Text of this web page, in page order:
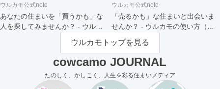
ウルカモ公式note
あなたの住まいを「買うかも」な
人を探してみませんか？ - ウルカ
ウルカモ公式note
「売るかも」な住まいと出会いま
せんか？ - ウルカモの使い方（買
主さま向け）
ウルカモトップを見る
cowcamo JOURNAL
たのしく、かしこく、人生を彩る住まいメディア